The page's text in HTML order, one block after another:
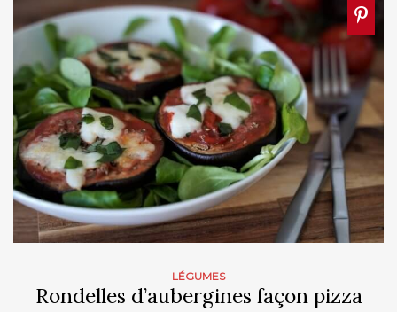
LÉGUMES
Rondelles d’aubergines façon pizza